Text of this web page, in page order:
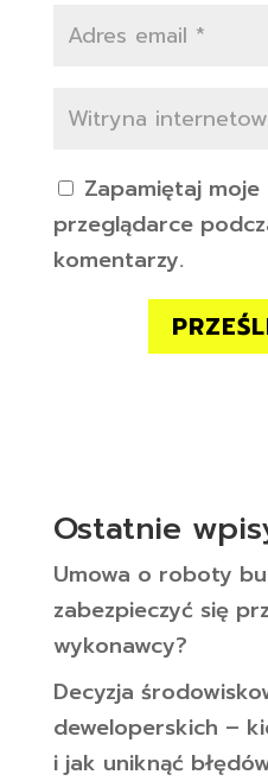
Zapamiętaj
przeglądarce
komentarzy.
Ostatnie
Umowa o roboty
zabezpieczyć się
wykonawcy?
Decyzja
deweloperskich –
i jak uniknąć